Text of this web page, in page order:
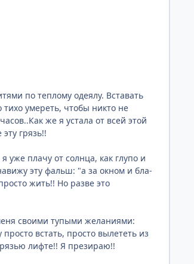
по теплому одеялу. Вставать
тихо умереть, чтобы никто не
же я устала от всей этой
грязь!!
уже плачу от солнца, как глупо и
эту фальш: "а за окном и бла-
жить!! Но разве это
своими тупыми желаниями:
встать, просто вылететь из
лифте!! Я презираю!!